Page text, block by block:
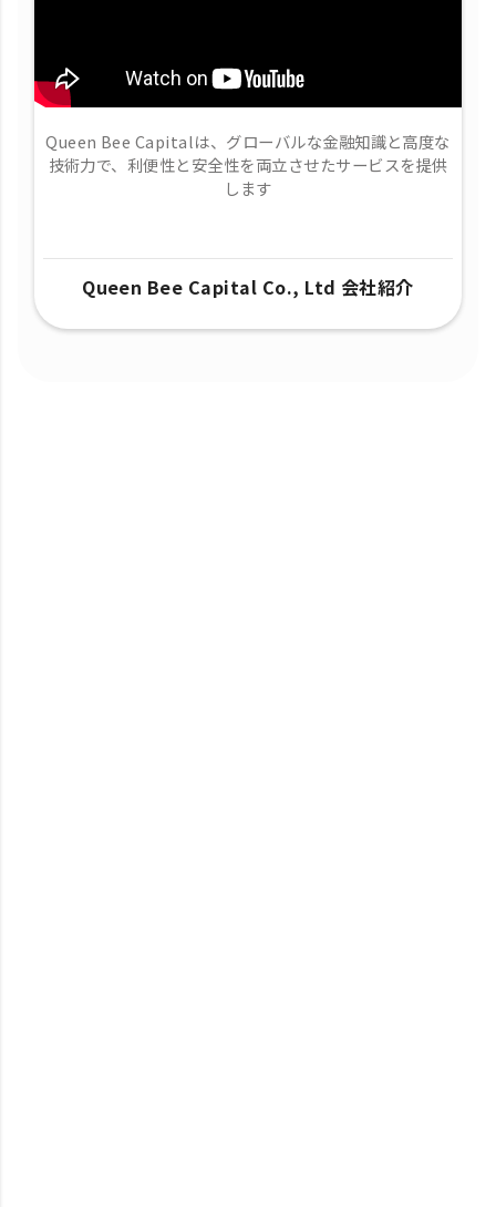
Queen Bee Capitalは、グローバルな金融知識と高度な
技術力で、​利便性と安全性を両立させたサービスを提供
します
Queen Bee Capital Co., Ltd 会社紹介